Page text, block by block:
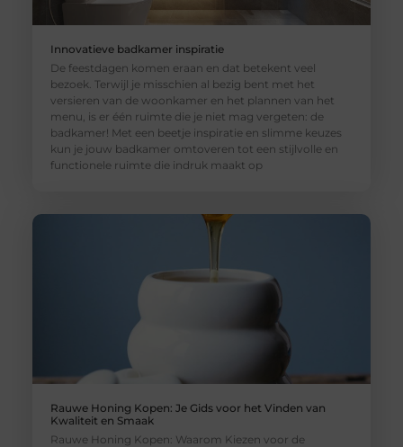
Innovatieve badkamer inspiratie
De feestdagen komen eraan en dat betekent veel
bezoek. Terwijl je misschien al bezig bent met het
versieren van de woonkamer en het plannen van het
menu, is er één ruimte die je niet mag vergeten: de
badkamer! Met een beetje inspiratie en slimme keuzes
kun je jouw badkamer omtoveren tot een stijlvolle en
functionele ruimte die indruk maakt op
Rauwe Honing Kopen: Je Gids voor het Vinden van
Kwaliteit en Smaak
Rauwe Honing Kopen: Waarom Kiezen voor de